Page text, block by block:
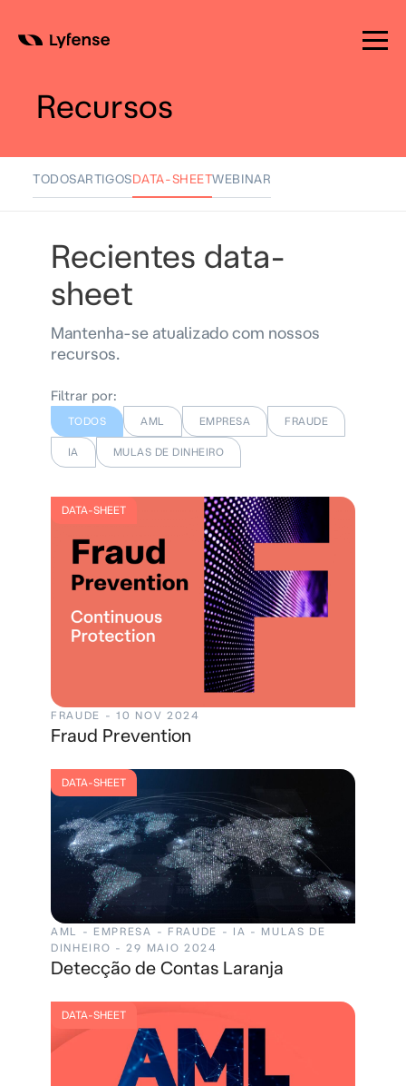
contentRecursos
TODOSARTIGOSDATA-SHEETWEBINAR
Recientes data-
sheet
Mantenha-se atualizado com nossos
recursos.
Filtrar por:
TODOS AML EMPRESA FRAUDE
IA MULAS DE DINHEIRO
DATA-SHEET
FRAUDE - 10 NOV 2024
Fraud Prevention
DATA-SHEET
AML - EMPRESA - FRAUDE - IA - MULAS DE
DINHEIRO - 29 MAIO 2024
Detecção de Contas Laranja
DATA-SHEET